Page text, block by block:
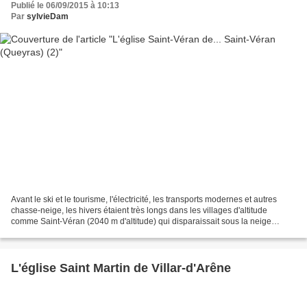
Publié le 06/09/2015 à 10:13
Par sylvieDam
Avant le ski et le tourisme, l'électricité, les transports modernes et autres
chasse-neige, les hivers étaient très longs dans les villages d'altitude
comme Saint-Véran (2040 m d'altitude) qui disparaissait sous la neige
L'église Saint Martin de Villar-d'Arêne